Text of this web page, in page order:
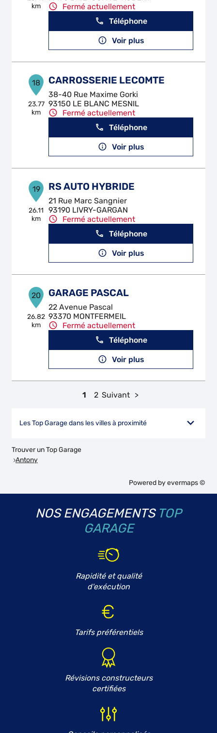
km
Fermé actuellement
Téléphone
Voir plus
18
23.77
km
CARROSSERIE LECOMTE
38-40 Rue Maxime Gorki
93150 LE BLANC MESNIL
Fermé actuellement
Téléphone
Voir plus
19
26.11
km
RS AUTO HYBRIDE
21 Rue Marc Sangnier
93190 LIVRY-GARGAN
Fermé actuellement
Téléphone
Voir plus
20
26.82
km
GARAGE PASCAL
22 Avenue Pascal
93370 MONTFERMEIL
Fermé actuellement
Téléphone
Voir plus
1 2 Suivant
Les Top Garage dans les villes à proximité
Trouver un Top Garage
Antony
Powered byevermaps ©
NOS ENGAGEMENTS TOP
GARAGE
Rapidité et qualité
d'exécution
Tarifs préférentiels
Révisions constructeurs
certifiées